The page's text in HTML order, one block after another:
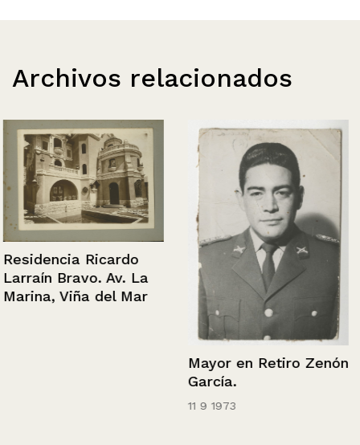
Archivos relacionados
Residencia Ricardo
Larraín Bravo. Av. La
Marina, Viña del Mar
Mayor en Retiro Zenón
García.
11 9 1973